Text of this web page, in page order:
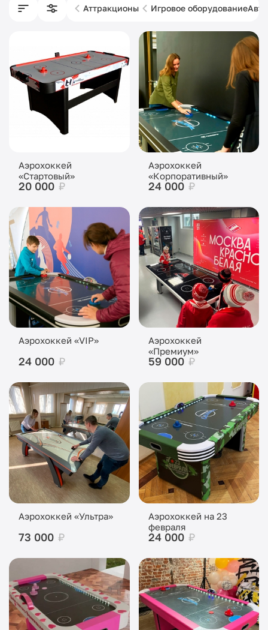
Аттракционы Игровое оборудование
Аэрохоккей
«Стартовый»
20 000 ₽
Аэрохоккей
«Корпоративный»
24 000 ₽
Аэрохоккей «VIP»
24 000 ₽
Аэрохоккей
«Премиум»
59 000 ₽
Аэрохоккей «Ультра»
73 000 ₽
Аэрохоккей на 23
февраля
24 000 ₽